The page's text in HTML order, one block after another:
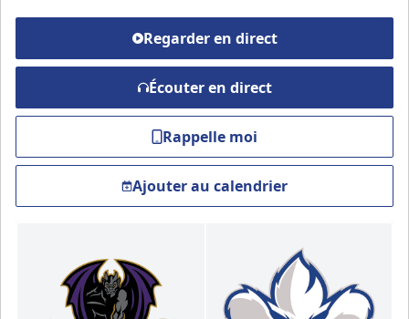
Regarder en direct
Écouter en direct
Rappelle moi
Ajouter au calendrier